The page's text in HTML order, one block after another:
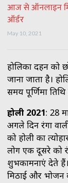
आज से ऑनलाइन
ऑर्डर
May 10, 2021
होलिका दहन को
जाना जाता है।
समय पूर्णिमा तिथि
होली 2021: 28
अगले दिन रंगों
को होली का
लोग एक दूसरे को
शुभकामनाएं देते हैं।
मिठाई और भोजन